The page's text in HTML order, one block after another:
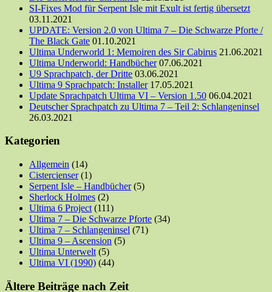
SI-Fixes Mod für Serpent Isle mit Exult ist fertig übersetzt
03.11.2021
UPDATE: Version 2.0 von Ultima 7 – Die Schwarze Pforte /
The Black Gate 01.10.2021
Ultima Underworld 1: Memoiren des Sir Cabirus 21.06.2021
Ultima Underworld: Handbücher 07.06.2021
U9 Sprachpatch, der Dritte 03.06.2021
Ultima 9 Sprachpatch: Installer 17.05.2021
Update Sprachpatch Ultima VI – Version 1.50 06.04.2021
Deutscher Sprachpatch zu Ultima 7 – Teil 2: Schlangeninsel
26.03.2021
Kategorien
Allgemein (14)
Cistercienser(1)
Serpent Isle – Handbücher(5)
Sherlock Holmes (2)
Ultima 6 Project (111)
Ultima 7 – Die Schwarze Pforte (34)
Ultima 7 – Schlangeninsel (71)
Ultima 9 – Ascension (5)
Ultima Unterwelt (5)
Ultima VI (1990) (44)
Ältere Beiträge nach Zeit